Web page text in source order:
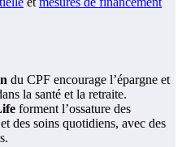
du CPF encourage l’épargne et
la santé et la retraite.
forment l’ossature des
des soins quotidiens, avec des